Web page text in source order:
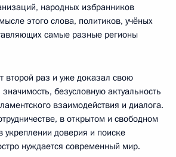
народных избранников
этого слова, политиков, учёных
самые разные регионы
второй раз и уже доказал свою
безусловную актуальность
взаимодействия и диалога.
в открытом и свободном
доверия и поиске
нуждается современный мир.